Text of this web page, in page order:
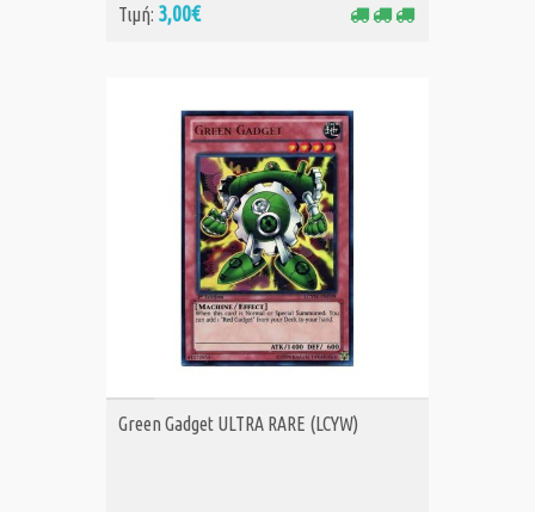
Τιμή: 3,00€
ΑΓΟΡΑ
Green Gadget ULTRA RARE (LCYW)